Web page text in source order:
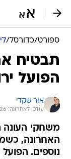
ספורט/כדורסל/
תבטיח
הפועל
אור שקדי
עודכן לאחרונה: 26.5.2026 / 13:06
משחקי העונה
האחרונה,
נוספים.